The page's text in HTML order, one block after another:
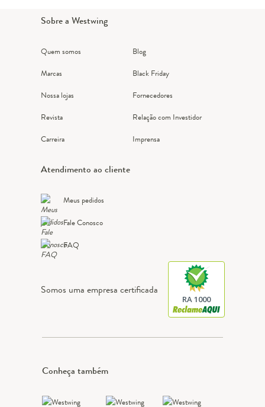
Sobre a Westwing
Quem somos
Marcas
Nossa lojas
Revista
Carreira
Blog
Black Friday
Fornecedores
Relação com Investidor
Imprensa
Atendimento ao cliente
Meus pedidos
Fale Conosco
FAQ
Somos uma empresa certificada
RA 1000
Conheça também